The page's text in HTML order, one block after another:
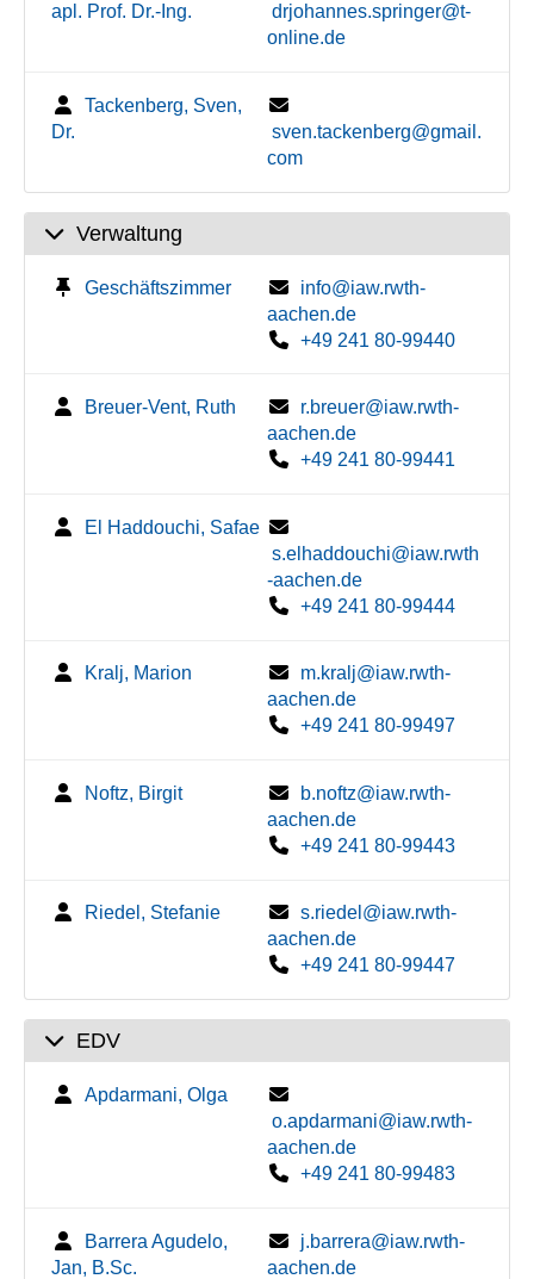
apl. Prof. Dr.-Ing.
drjohannes.springer@t-
online.de
Tackenberg, Sven,
Dr.
sven.tackenberg@gmail.
com
Verwaltung
Geschäftszimmer
info@iaw.rwth-
aachen.de
+49 241 80-99440
Breuer-Vent, Ruth
r.breuer@iaw.rwth-
aachen.de
+49 241 80-99441
El Haddouchi, Safae
s.elhaddouchi@iaw.rwth
-aachen.de
+49 241 80-99444
Kralj, Marion
m.kralj@iaw.rwth-
aachen.de
+49 241 80-99497
Noftz, Birgit
b.noftz@iaw.rwth-
aachen.de
+49 241 80-99443
Riedel, Stefanie
s.riedel@iaw.rwth-
aachen.de
+49 241 80-99447
EDV
Apdarmani, Olga
o.apdarmani@iaw.rwth-
aachen.de
+49 241 80-99483
Barrera Agudelo,
Jan, B.Sc.
j.barrera@iaw.rwth-
aachen.de